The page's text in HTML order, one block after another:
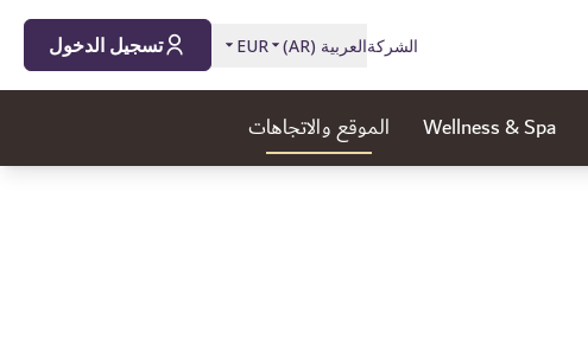
الشركةالعربية (
AR
)
EUR تسجيل الدخول
Wellness & Spa الموقع والاتجاهات